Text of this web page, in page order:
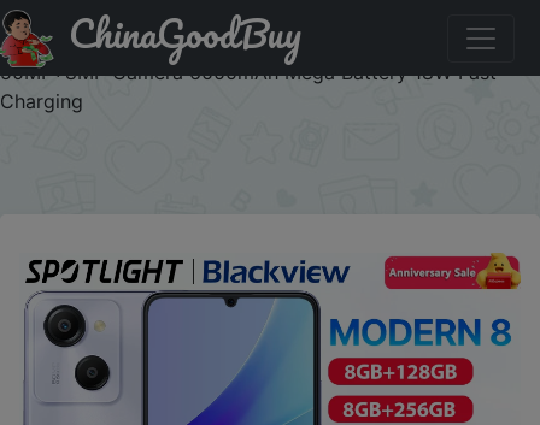
Придбати по акціи 【World Premiere】Blackview
MODERN 8 128GB/256GB 6.75 inch HD+ Display
50MP+8MP Camera 6000mAh Mega Battery 18W Fast
Charging
ChinaGoodBuy